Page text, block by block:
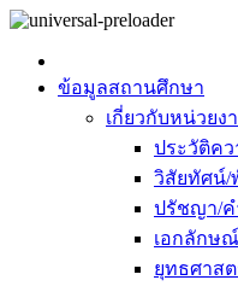
ข้อมูลสถานศึกษา
เกี่ยวกับหน่วยง
ประวัติค
วิสัยทัศน์/
ปรัชญา/
เอกลักษ
ยุทธศาส